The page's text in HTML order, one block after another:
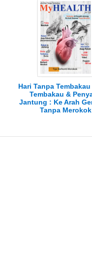
Hari Tanpa Tembakau
Tembakau &
Jantung : Ke Arah
Tanpa Merokok